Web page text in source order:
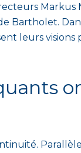
Bartholet.
leurs visions